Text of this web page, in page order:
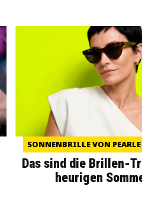
SONNENBRILLE VON
Das sind die Brillen-
heurigen